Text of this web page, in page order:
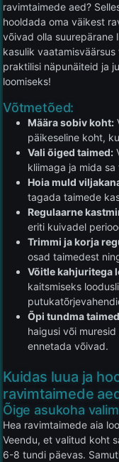
ravimtaimede aed?
hooldada oma väikest
võivad olla suurepärane
kasulik
praktilisi näpunäiteid ja
loomiseks!
Võtmetõed:
Määra sobiv koht:
päikeseline koht,
Vali õiged taimed:
kliimaga ja mida
Hoia muld
tagada taimede
Regulaarne
eriti kuivadel
Trimmi ja korja
osad taimedest
Võitle kahjuritega
kaitsmiseks
Õpi tundma
haigusi või
ennetada võivad.
Kuidas luua ja
ravimtaimede
Õige asukoha
Hea ravimtaimede aia
Veendu, et valitud koht
6-8 tundi päevas.